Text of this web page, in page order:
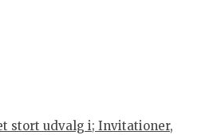
stort udvalg i; Invitationer,